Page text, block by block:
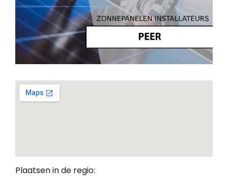
Plaatsen in de regio: